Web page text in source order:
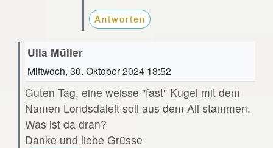
Antworten
Ulla Müller
Mittwoch, 30. Oktober 2024 13:52
Guten Tag, eine weisse "fast" Kugel mit dem
Namen Londsdaleit soll aus dem All stammen.
Was ist da dran?
Danke und liebe Grüsse